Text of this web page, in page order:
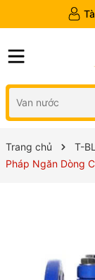
Trang chủ T-
Pháp Ngăn Dòng